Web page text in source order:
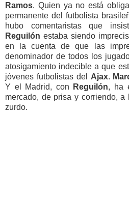
Ramos. Quien ya no está
permanente del futbolista
hubo comentaristas que
Reguilón estaba siendo
en la cuenta de que las
denominador de todos los
atosigamiento indecible a que
jóvenes futbolistas del Ajax.
Y el Madrid, con
Reguilón, ha
mercado, de prisa y corriendo, a
zurdo.